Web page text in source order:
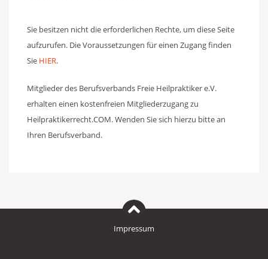
Sie besitzen nicht die erforderlichen Rechte, um diese Seite
aufzurufen. Die Voraussetzungen für einen Zugang finden
Sie HIER.
Mitglieder des Berufsverbands Freie Heilpraktiker e.V.
erhalten einen kostenfreien Mitgliederzugang zu
Heilpraktikerrecht.COM. Wenden Sie sich hierzu bitte an
Ihren Berufsverband.
Impressum